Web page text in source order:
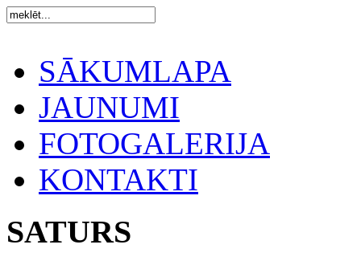
SĀKUMLAPA
JAUNUMI
FOTOGALERIJA
KONTAKTI
SATURS